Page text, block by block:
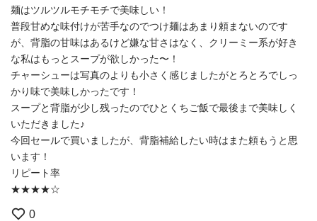
麺はツルツルモチモチで美味しい！
普段甘めな味付けが苦手なのでつけ麺はあまり頼まないのです
が、背脂の甘味はあるけど嫌な甘さはなく、クリーミー系が好き
な私はもっとスープが欲しかった〜！
チャーシューは写真のよりも小さく感じましたがとろとろでしっ
かり味で美味しかったです！
スープと背脂が少し残ったのでひとくちご飯で最後まで美味しく
いただきました♪
今回セールで買いましたが、背脂補給したい時はまた頼もうと思
います！
リピート率
★★★★‪☆
0